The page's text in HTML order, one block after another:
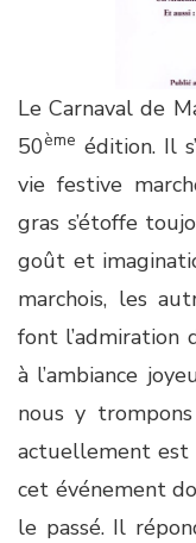
Le Carnaval de
50ème édition. Il
vie festive
gras s’étoffe
goût et
marchois, les
font l’admiration
à l’ambiance
nous y
actuellement
cet événement
le passé. Il